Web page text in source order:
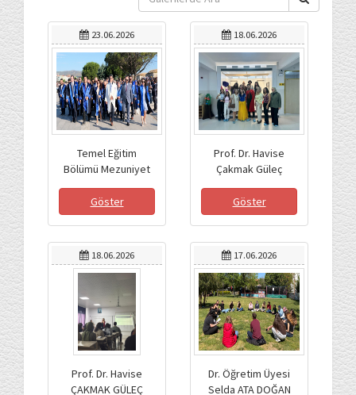
23.06.2026
Temel Eğitim
Bölümü Mezuniyet
Coşkusu
Göster
18.06.2026
Prof. Dr. Havise
Çakmak Güleç
Yürütücülüğündeki
Topluma Hizmet
Uygulamaları Dersi
Anaokulu’nda
“Pamuk Prenses ve
Yedi Cüceler”
Tiyatro Etkinliği
Gerçekleştirildi
Göster
18.06.2026
Prof. Dr. Havise
ÇAKMAK GÜLEÇ
17.06.2026
Dr. Öğretim Üyesi
Selda ATA DOĞAN